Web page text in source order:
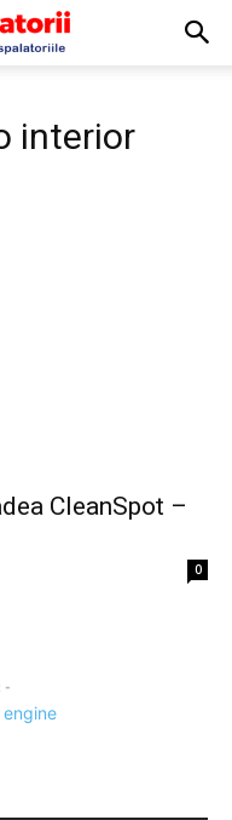
interior
CleanSpot –
0
-